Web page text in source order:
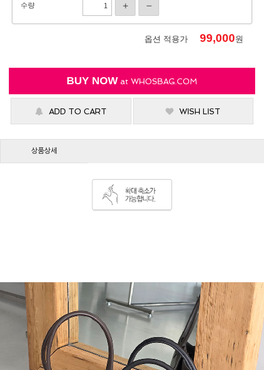
수량
옵션 적용가 99,000원
BUY NOW at WHOSBAG.COM
ADD TO CART WISH LIST
상품상세